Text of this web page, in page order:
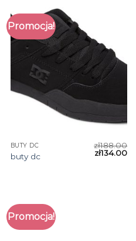
Promocja!
BUTY DC
buty dc
zł188.00
zł134.00
Promocja!